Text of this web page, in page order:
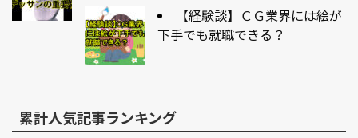
【経験談】ＣＧ業界には絵が
下手でも就職できる？
累計人気記事ランキング